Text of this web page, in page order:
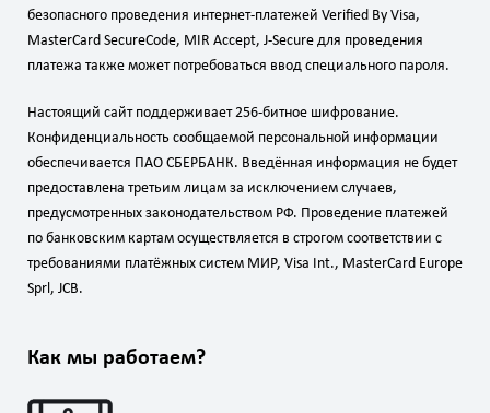
безопасного проведения интернет-платежей Verified By Visa,
MasterCard SecureCode, MIR Accept, J-Secure для проведения
платежа также может потребоваться ввод специального пароля.
Настоящий сайт поддерживает 256-битное шифрование.
Конфиденциальность сообщаемой персональной информации
обеспечивается ПАО СБЕРБАНК. Введённая информация не будет
предоставлена третьим лицам за исключением случаев,
предусмотренных законодательством РФ. Проведение платежей
по банковским картам осуществляется в строгом соответствии с
требованиями платёжных систем МИР, Visa Int., MasterCard Europe
Sprl, JCB.
Как мы работаем?